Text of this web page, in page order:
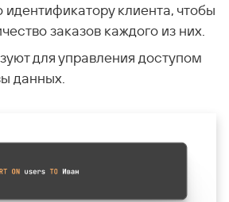
идентификатору клиента, чтобы
заказов каждого из них.
для управления доступом
данных.